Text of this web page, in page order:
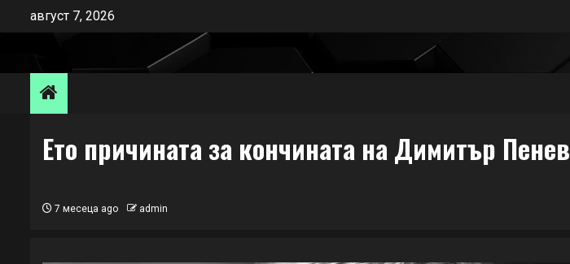
август 7, 2026
Ето причината за кончината на Димитър Пенев
7 месеца ago admin